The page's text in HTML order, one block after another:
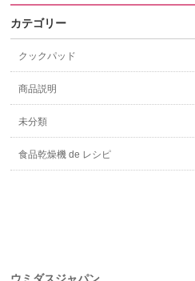
カテゴリー
クックパッド
商品説明
未分類
食品乾燥機 de レシピ